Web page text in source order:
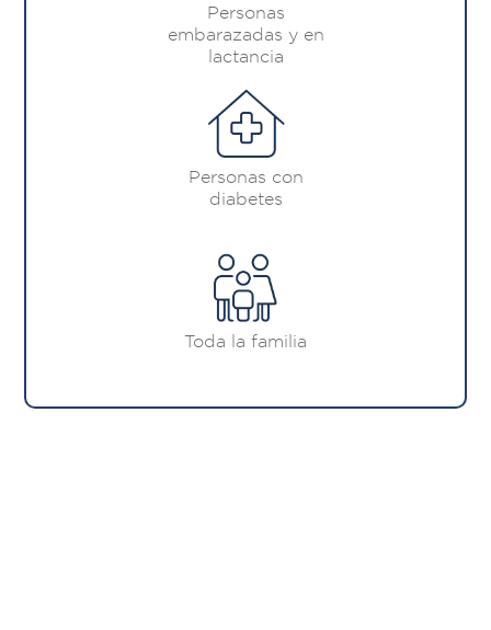
Personas
embarazadas y en
lactancia
Personas con
diabetes
Toda la familia